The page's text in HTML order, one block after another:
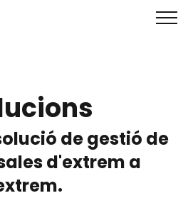
de gestió de
d'extrem a